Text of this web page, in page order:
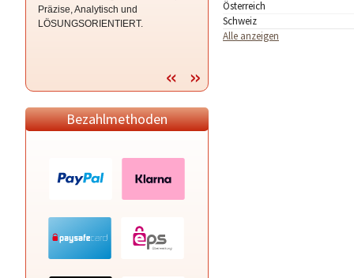
Präzise, Analytisch und
LÖSUNGSORIENTIERT.
- 100% ehrlich+++ ein hellsichtiges
Medium, bringt alles ohne große
Umschweife ehrlich auf den Punkt,
Bezahlmethoden
Österreich
Schweiz
Alle anzeigen